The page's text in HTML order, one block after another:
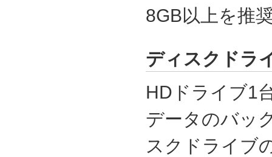
8GB以上を推
ディスクドラ
HDドライブ1
データのバッ
スクドライブ